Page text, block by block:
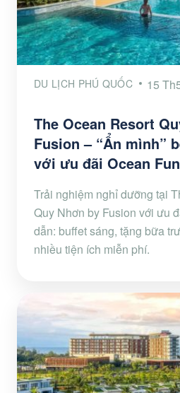
DU LỊCH PHÚ QUỐC 15
The Ocean Resort
Fusion – “Ẩn mình”
với ưu đãi Ocean
Trải nghiệm nghỉ dưỡng tại
Quy Nhơn by Fusion với ưu
dẫn: buffet sáng, tặng bữa
nhiều tiện ích miễn phí.